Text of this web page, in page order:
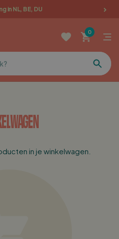
in NL, BE, DU
0
in je winkelwagen.